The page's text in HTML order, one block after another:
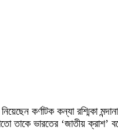
কর্ণাটক কন্যা রশ্মিকা
ভারতের ‘জাতীয় ক্রাশ’